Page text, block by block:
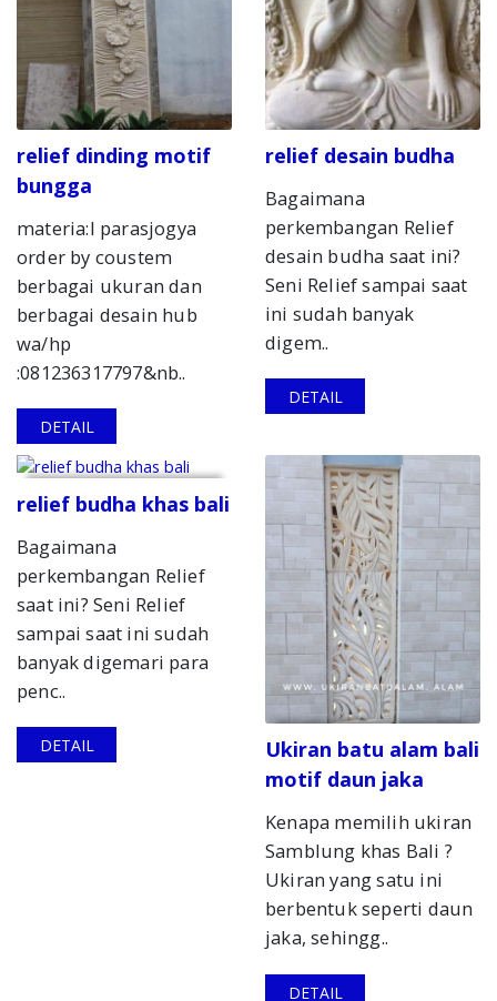
relief dinding motif
bungga
materia:l parasjogya
order by coustem
berbagai ukuran dan
berbagai desain hub
wa/hp
:081236317797&nb..
DETAIL
relief desain budha
Bagaimana
perkembangan Relief
desain budha saat ini?
Seni Relief sampai saat
ini sudah banyak
digem..
DETAIL
relief budha khas bali
Bagaimana
perkembangan Relief
saat ini? Seni Relief
sampai saat ini sudah
banyak digemari para
penc..
DETAIL
Ukiran batu alam bali
motif daun jaka
Kenapa memilih ukiran
Samblung khas Bali ?
Ukiran yang satu ini
berbentuk seperti daun
jaka, sehingg..
DETAIL